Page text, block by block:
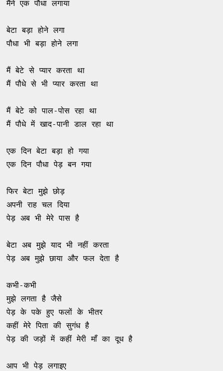
मैंने एक पौधा लगाया
बेटा बड़ा होने लगा
पौधा भी बड़ा होने लगा
मैं बेटे से प्यार करता था
मैं पौधे से भी प्यार करता था
मैं बेटे को पाल-पोस रहा था
मैं पौधे में खाद-पानी डाल रहा था
एक दिन बेटा बड़ा हो गया
एक दिन पौधा पेड़ बन गया
फिर बेटा मुझे छोड़
अपनी राह चल दिया
पेड़ अब भी मेरे पास है
बेटा अब मुझे याद भी नहीं करता
पेड़ अब मुझे छाया और फल देता है
कभी-कभी
मुझे लगता है जैसे
पेड़ के पके हुए फलों के भीतर
कहीं मेरे पिता की सुगंध है
पेड़ की जड़ों में कहीं मेरी माँ का दूध है
आप भी पेड़ लगाइए